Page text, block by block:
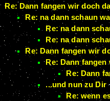
Re: Dann fangen wir doch
Re: na dann schaun
Re: na dann
Re: na dann
Re: Dann fangen wir
Re: Dann
Re: Dann
...und nun zu Dir
Re: wenn